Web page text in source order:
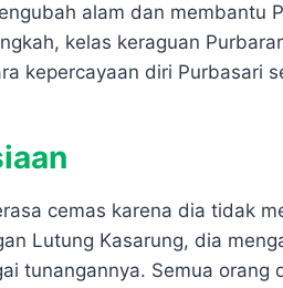
alam dan membantu
kelas keraguan
kepercayaan diri Purbasari
cemas karena dia tidak
Lutung Kasarung, dia
tunangannya. Semua orang